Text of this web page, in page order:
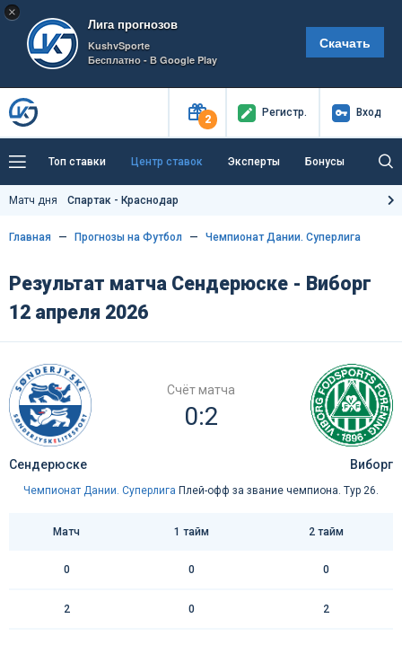
×
Лига прогнозов
KushvSporte
Бесплатно - В Google Play
Скачать
2
Регистр. Вход
Топ ставки Центр ставок Эксперты Бонусы
Тренды Букмекеры
Как тут заработать?
Матч дня Спартак - Краснодар
Главная Прогнозы на Футбол Чемпионат Дании. Суперлига
Результат матча Сендерюске - Виборг
12 апреля 2026
Счёт матча
0:2
Сендерюске Виборг
Чемпионат Дании. Суперлига Плей-офф за звание чемпиона. Тур 26.
Матч 1 тайм 2 тайм
0 0 0
2 0 2